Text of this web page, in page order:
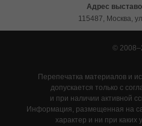
Адрес
115487, Москва,
©
Перепечатка материалов и
допускается только с
и при наличии активной
Информация, размещенная на
характер и ни при каких